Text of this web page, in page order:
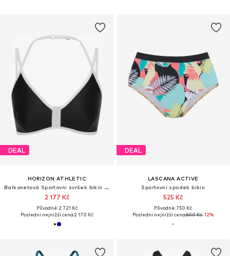
DEAL
HORIZON ATHLETIC
Balkonetová Sportovní svršek bikin 'Coral Sea Bikini Top Luna'
2 177 Kč
Původně: 2 721 Kč
Poslední nejnižší cena:2 170 Kč
DEAL
LASCANA ACTIVE
Sportovní spodek bikin
525 Kč
Původně: 750 Kč
Poslední nejnižší cena:600 Kč-12%